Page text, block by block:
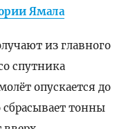
Ямала
из главного
спутника
опускается до
тонны